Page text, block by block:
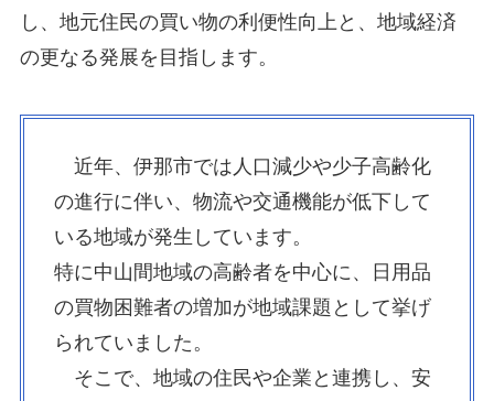
し、地元住民の買い物の利便性向上と、地域経済
の更なる発展を目指します。
近年、伊那市では人口減少や少子高齢化
の進行に伴い、物流や交通機能が低下して
いる地域が発生しています。
特に中山間地域の高齢者を中心に、日用品
の買物困難者の増加が地域課題として挙げ
られていました。
そこで、地域の住民や企業と連携し、安